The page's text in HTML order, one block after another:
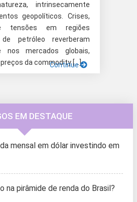
intrinsecamente
geopolíticos. Crises,
tensões em regiões
petróleo reverberam
nos mercados globais,
da commodity […]
Continue
EM DESTAQUE
mensal em dólar investindo em
na pirâmide de renda do Brasil?